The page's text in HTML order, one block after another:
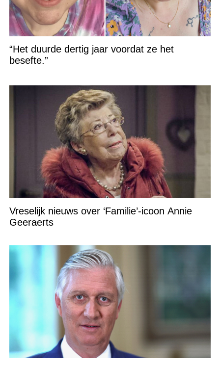
“Het duurde dertig jaar voordat ze het
besefte.”
Vreselijk nieuws over ‘Familie’-icoon Annie
Geeraerts